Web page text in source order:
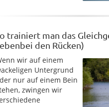
trainiert man das
den Rücken)
wir auf einem
Untergrund
nur auf einem Bein
zwingen wir